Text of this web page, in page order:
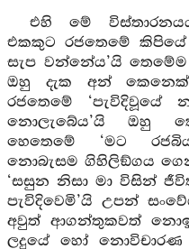
එහි මේ
එකකුට රජතෙමේ කිපියේ
සැප වන්නේය’යි
ඔහු දැක අන් කෙනෙක්
රජතෙමේ
නොලැබේය’යි ඔහු
හෙතෙමේ ‘මට
නොබැසම ගිහිලිඞ්ගය
‘සසුන නිසා මා විසින්
පැවිදිවෙමි’යි උපන්
අවුත් ආගන්තුකවත්
ලදුයේ හෝ